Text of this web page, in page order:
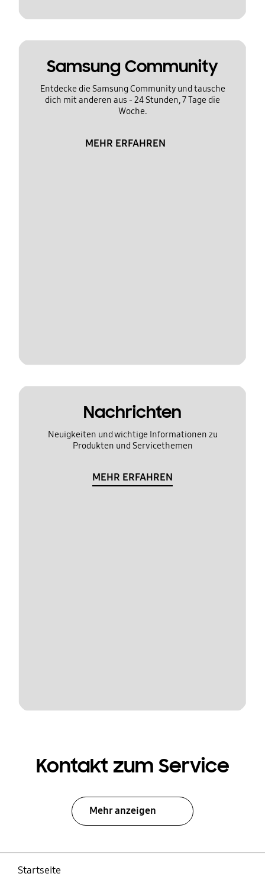
Samsung Community
Entdecke die Samsung Community und tausche
dich mit anderen aus - 24 Stunden, 7 Tage die
Woche.
MEHR ERFAHREN
Nachrichten
Neuigkeiten und wichtige Informationen zu
Produkten und Servicethemen
MEHR ERFAHREN
Kontakt zum Service
Mehr anzeigen
Startseite